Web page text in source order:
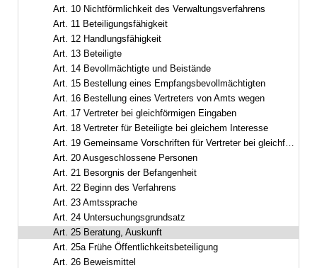
Art. 10 Nichtförmlichkeit des Verwaltungsverfahrens
Art. 11 Beteiligungsfähigkeit
Art. 12 Handlungsfähigkeit
Art. 13 Beteiligte
Art. 14 Bevollmächtigte und Beistände
Art. 15 Bestellung eines Empfangsbevollmächtigten
Art. 16 Bestellung eines Vertreters von Amts wegen
Art. 17 Vertreter bei gleichförmigen Eingaben
Art. 18 Vertreter für Beteiligte bei gleichem Interesse
Art. 19 Gemeinsame Vorschriften für Vertreter bei gleichförmigen Eingaben und bei gleichem Interesse
Art. 20 Ausgeschlossene Personen
Art. 21 Besorgnis der Befangenheit
Art. 22 Beginn des Verfahrens
Art. 23 Amtssprache
Art. 24 Untersuchungsgrundsatz
Art. 25 Beratung, Auskunft
Art. 25a Frühe Öffentlichkeitsbeteiligung
Art. 26 Beweismittel